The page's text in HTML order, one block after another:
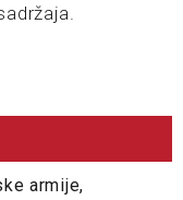
armije,